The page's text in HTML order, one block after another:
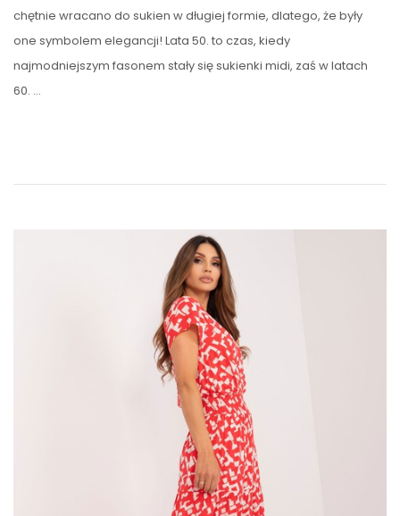
chętnie wracano do sukien w długiej formie, dlatego, że były
one symbolem elegancji! Lata 50. to czas, kiedy
najmodniejszym fasonem stały się sukienki midi, zaś w latach
60. …